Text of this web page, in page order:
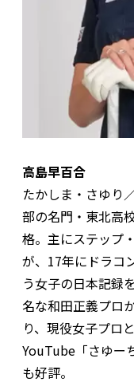
高島早百合
たかしま・さゆり
部の名門・東北高
格。主にステップ
が、17年にドラコ
う女子の日本記録
名な和田正義プロ
り、現役女子プロ
YouTube「さゆー
も好評。